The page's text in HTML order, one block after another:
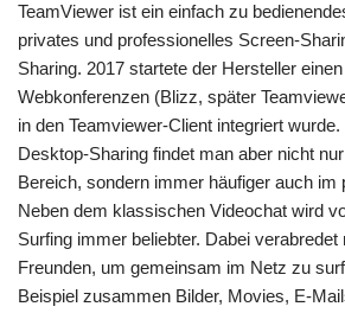
TeamViewer ist ein einfach zu
privates und professionelles Screen-
Sharing. 2017 startete der Hersteller
Webkonferenzen (Blizz, später
in den Teamviewer-Client integriert
Desktop-Sharing findet man aber nicht
Bereich, sondern immer häufiger auch im
Neben dem klassischen Videochat wird
Surfing immer beliebter. Dabei
Freunden, um gemeinsam im Netz zu
Beispiel zusammen Bilder, Movies, E-